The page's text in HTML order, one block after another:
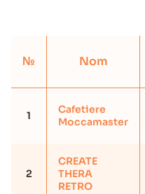
№ Nom
1
Cafetiere
Moccamaster
2
CREATE
THERA
RETRO